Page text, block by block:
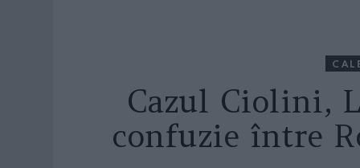
Cazul Ciolini,
confuzie între